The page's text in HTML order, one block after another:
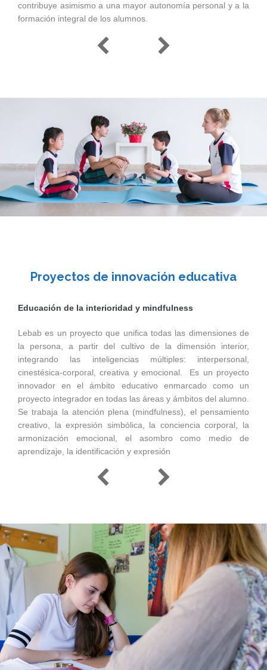
contribuye asimismo a una mayor autonomía personal y a la
formación integral de los alumnos.
Proyectos de innovación educativa
Educación de la interioridad y mindfulness
Lebab es un proyecto que unifica todas las dimensiones de
la persona, a partir del cultivo de la dimensión interior,
integrando las inteligencias múltiples: interpersonal,
cinestésica-corporal, creativa y emocional. Es un proyecto
innovador en el ámbito educativo enmarcado como un
proyecto integrador en todas las áreas y ámbitos del alumno.
Se trabaja la atención plena (mindfulness), el pensamiento
creativo, la expresión simbólica, la conciencia corporal, la
armonización emocional, el asombro como medio de
aprendizaje, la identificación y expresión